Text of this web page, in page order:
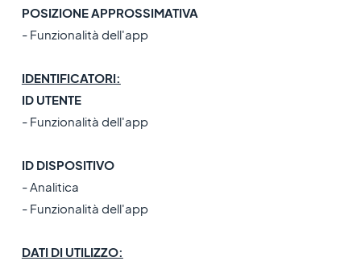
POSIZIONE APPROSSIMATIVA
- Funzionalità dell'app
IDENTIFICATORI:
ID UTENTE
- Funzionalità dell'app
ID DISPOSITIVO
- Analitica
- Funzionalità dell'app
DATI DI UTILIZZO: